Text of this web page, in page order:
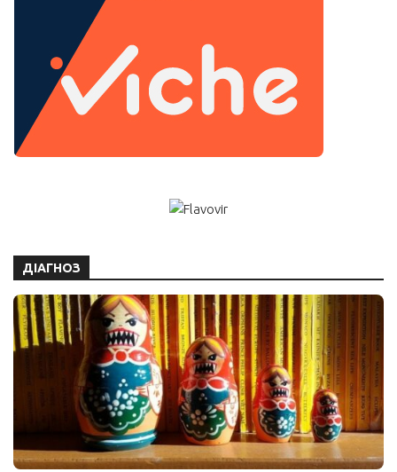
ДІАГНОЗ